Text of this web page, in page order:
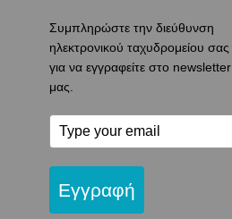
Συμπληρώστε την διεύθυνση
ηλεκτρονικού ταχυδρομείου σας
για να εγγραφείτε στο newsletter
μας.
Εγγραφή